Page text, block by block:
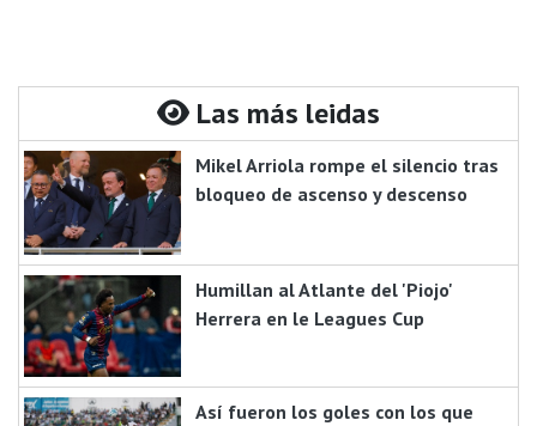
Las más leidas
Mikel Arriola rompe el silencio tras
bloqueo de ascenso y descenso
Humillan al Atlante del 'Piojo'
Herrera en le Leagues Cup
Así fueron los goles con los que